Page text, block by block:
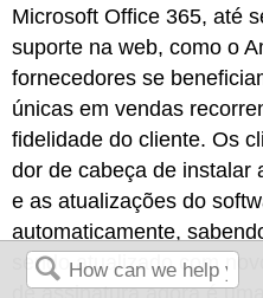
Microsoft Office 365, até
suporte na web, como o
fornecedores se
únicas em vendas
fidelidade do cliente. Os
dor de cabeça de instalar
e as atualizações do
automaticamente,
sendo atualizado com